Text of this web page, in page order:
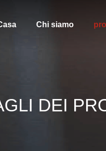
Chi siamo
DEI